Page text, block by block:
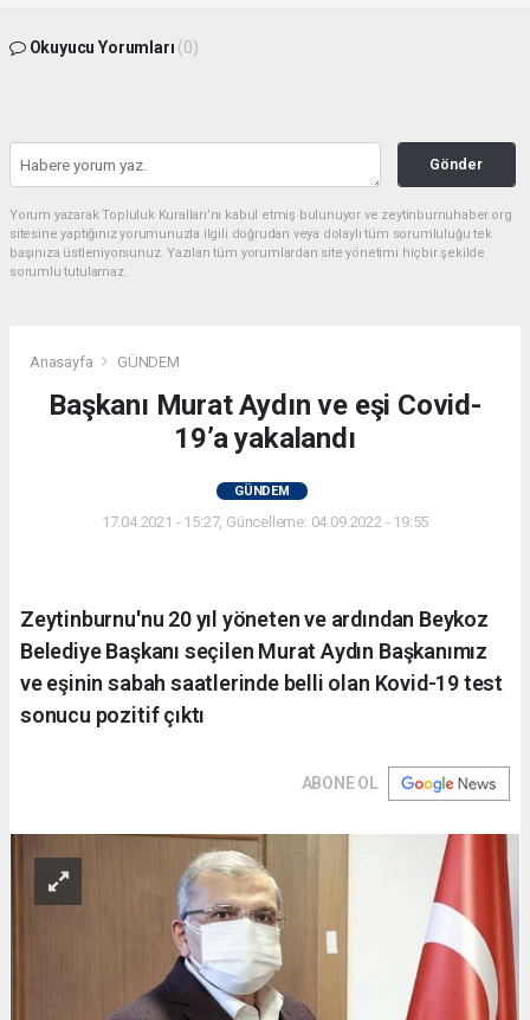
Okuyucu Yorumları (0)
Gönder
Yorum yazarak Topluluk Kuralları’nı kabul etmiş bulunuyor ve zeytinburnuhaber.org
sitesine yaptığınız yorumunuzla ilgili doğrudan veya dolaylı tüm sorumluluğu tek
başınıza üstleniyorsunuz. Yazılan tüm yorumlardan site yönetimi hiçbir şekilde
sorumlu tutulamaz.
Anasayfa GÜNDEM
Başkanı Murat Aydın ve eşi Covid-
19’a yakalandı
GÜNDEM
17.04.2021 - 15:27, Güncelleme: 04.09.2022 - 19:55
Zeytinburnu'nu 20 yıl yöneten ve ardından Beykoz
Belediye Başkanı seçilen Murat Aydın Başkanımız
ve eşinin sabah saatlerinde belli olan Kovid-19 test
sonucu pozitif çıktı
ABONE OL